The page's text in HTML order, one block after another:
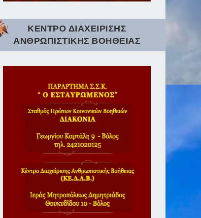
ΚΕΝΤΡΟ ΔΙΑΧΕΙΡΙΣΗΣ
ΑΝΘΡΩΠΙΣΤΙΚΗΣ ΒΟΗΘΕΙΑΣ